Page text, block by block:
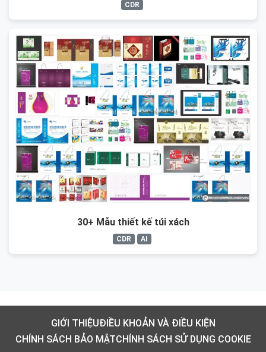
CDR
30+ Mẫu thiết kế túi xách
CDR AI
GIỚI THIỆUĐIỀU KHOẢN VÀ ĐIỀU KIỆN
CHÍNH SÁCH BẢO MẬTCHÍNH SÁCH SỬ DỤNG COOKIE